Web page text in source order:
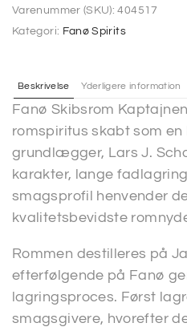
Varenummer (SKU):404517
Kategori: Fanø Spirits
Beskrivelse Yderligere information
Fanø Skibsrom
romspiritus skabt som en
grundlægger, Lars J.
karakter, lange
smagsprofil henvender
kvalitetsbevidste
Rommen destilleres på
efterfølgende på Fanø
lagringsproces. Først
smagsgivere, hvorefter